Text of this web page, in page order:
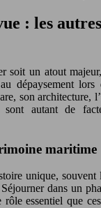
: les
soit un atout
dépaysement lors
son architecture,
autant de
maritime
unique, souvent
dans un
essentiel que